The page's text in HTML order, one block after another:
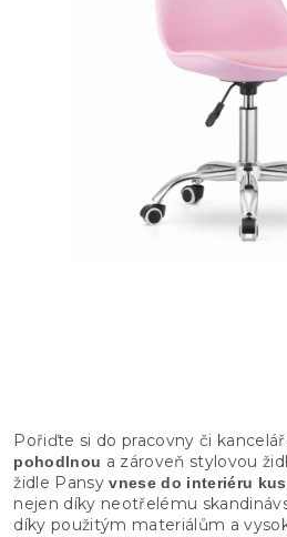
Pořiďte si do pracovny či
pohodlnou a zároveň stylovou
židle Pansyvnese do interiéru
nejen díky neotřelému
díky použitým materiálům a